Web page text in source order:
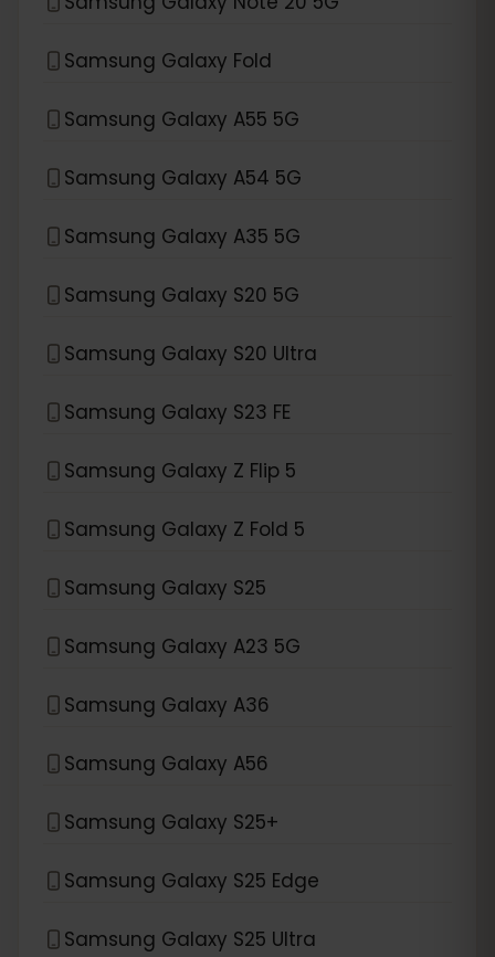
Samsung Galaxy Fold
Samsung Galaxy A55 5G
Samsung Galaxy A54 5G
Samsung Galaxy A35 5G
Samsung Galaxy S20 5G
Samsung Galaxy S20 Ultra
Samsung Galaxy S23 FE
Samsung Galaxy Z Flip 5
Samsung Galaxy Z Fold 5
Samsung Galaxy S25
Samsung Galaxy A23 5G
Samsung Galaxy A36
Samsung Galaxy A56
Samsung Galaxy S25+
Samsung Galaxy S25 Edge
Samsung Galaxy S25 Ultra